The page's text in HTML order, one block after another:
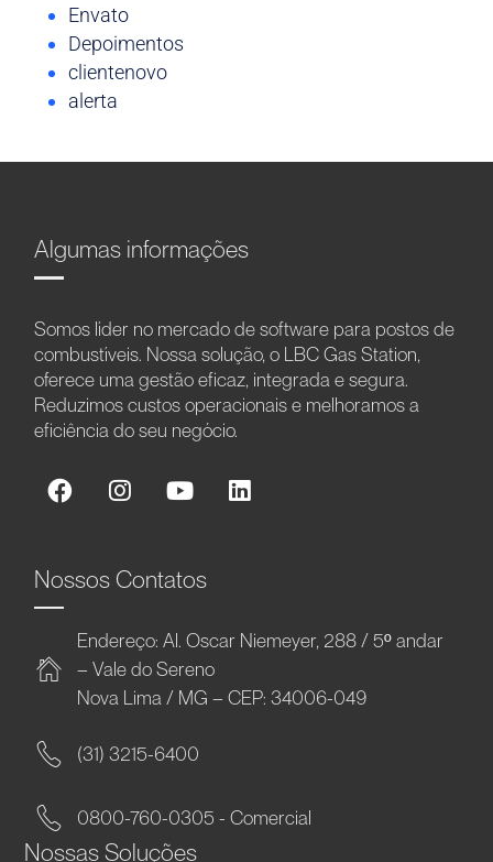
Envato
Depoimentos
clientenovo
alerta
Algumas informações
Somos líder no mercado de software para postos de
combustíveis. Nossa solução, o LBC Gas Station,
oferece uma gestão eficaz, integrada e segura.
Reduzimos custos operacionais e melhoramos a
eficiência do seu negócio.
Nossos Contatos
Endereço: Al. Oscar Niemeyer, 288 / 5º andar
– Vale do Sereno
Nova Lima / MG – CEP: 34006-049
(31) 3215-6400
0800-760-0305 - Comercial
Nossas Soluções